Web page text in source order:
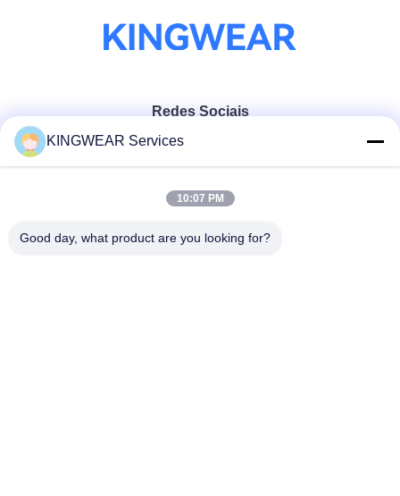
Redes Sociais
Contato rápido
KINGWEAR Services
10:07 PM
Good day, what product are you looking for?